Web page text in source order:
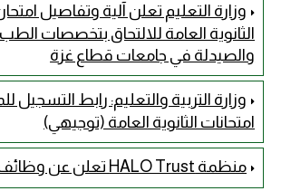
وزارة التعليم تعلن آلية وتفاصيل
الثانوية العامة للالتحاق بتخصصات
والصيدلة في جامعات قطاع غزة
وزارة التربية والتعليم: رابط التسجيل
امتحانات الثانوية العامة (توجيهي)
منظمة HALO Trust تعلن عن وظائف شاغرة